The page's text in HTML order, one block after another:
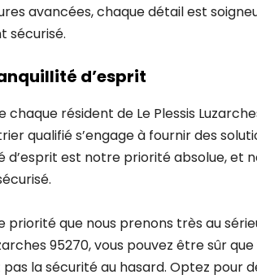
avancées, chaque détail est
sécurisé.
d’esprit
résident de Le Plessis
qualifié s’engage à fournir des
est notre priorité absolue, et
que nous prenons très au
95270, vous pouvez être sûr
la sécurité au hasard. Optez pour